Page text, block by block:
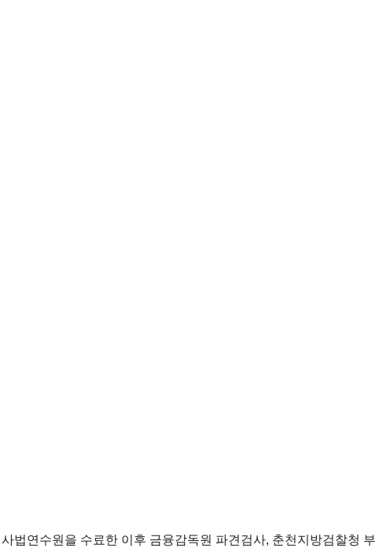
법연수원을 수료한 이후 금융감독원 파견검사, 춘천지방검찰청 부